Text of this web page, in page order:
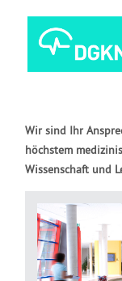
Wir sind Ihr
höchstem
Wissenschaft und